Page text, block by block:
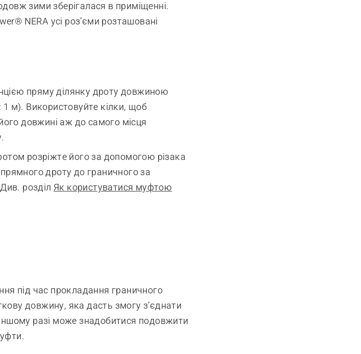
зими зберігалася в приміщенні.
NERA усі роз’єми розташовані
пряму ділянку дроту довжиною
м). Використовуйте кілки, щоб
довжині аж до самого місця
розріжте його за допомогою різака
дроту до граничного за
розділ Як користуватися муфтою
під час прокладання граничного
довжину, яка дасть змогу з’єднати
разі може знадобитися подовжити